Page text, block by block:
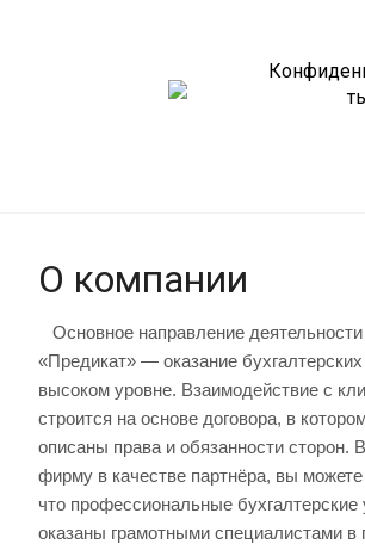
ть
О компании
Основное направление
«Предикат» — оказание бухгалтерских
высоком уровне. Взаимодействие с
строится на основе договора, в
описаны права и обязанности сторон.
фирму в качестве партнёра, вы
что профессиональные бухгалтерские
оказаны грамотными специалистами в